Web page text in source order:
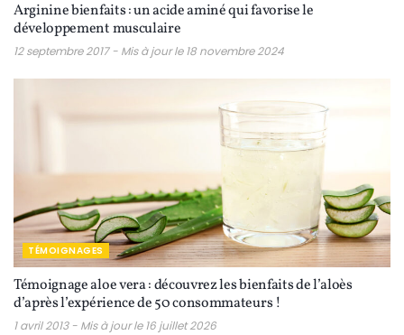
Arginine bienfaits : un acide aminé qui favorise le
développement musculaire
12 septembre 2017 - Mis à jour le 18 novembre 2024
TÉMOIGNAGES
Témoignage aloe vera : découvrez les bienfaits de l’aloès
d’après l’expérience de 50 consommateurs !
1 avril 2013 - Mis à jour le 16 juillet 2026